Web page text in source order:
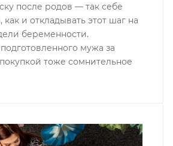
после родов — так себе
и откладывать этот шаг на
беременности.
мужа за
тоже сомнительное